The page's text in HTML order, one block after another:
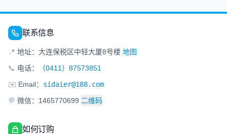
联系信息
📍 地址：大连保税区中轻大厦8号楼 地图
📞 电话：
（0411）87573851
✉️ Email： sidaier@188.com
💬 微信：1465770699 二维码
如何订购